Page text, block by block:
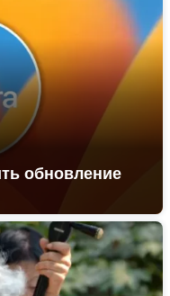
обновление